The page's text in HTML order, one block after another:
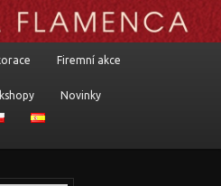
komponované pořady
panelu Firemní akce
Novinky